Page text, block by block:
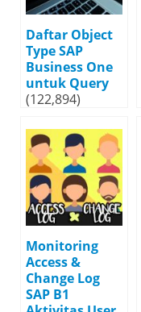
Daftar Object
Type SAP
Business One
untuk Query
(122,894)
Monitoring
Access &
Change Log
SAP B1